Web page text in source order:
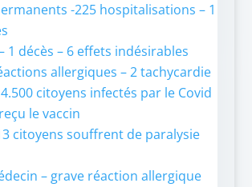
-225 hospitalisations – 1
– 1 décès – 6 effets indésirables
allergiques – 2 tachycardie
4.500 citoyens infectés par le Covid
le vaccin
citoyens souffrent de paralysie
– grave réaction allergique